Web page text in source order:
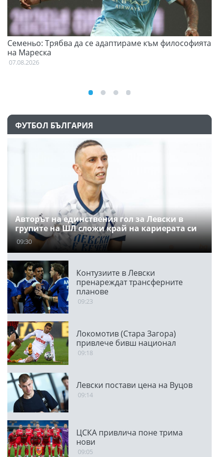
Семеньо: Трябва да се адаптираме към философията
на Мареска
07.08.2026
ФУТБОЛ БЪЛГАРИЯ
Авторът на единствения гол за Левски в
групите на ШЛ сложи край на кариерата си
09:30
Контузиите в Левски
пренареждат трансферните
планове
09:23
Локомотив (Стара Загора)
привлече бивш национал
09:18
Левски постави цена на Вуцов
09:14
ЦСКА привлича поне трима
нови
09:05